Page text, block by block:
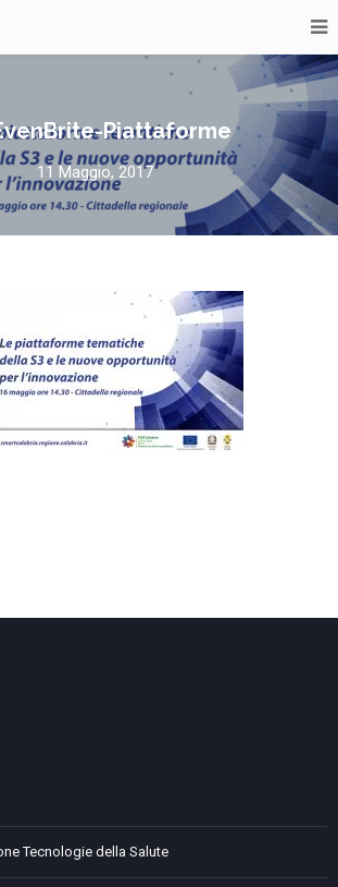
Piattaforme
11 Maggio, 2017
Tecnologie della Salute